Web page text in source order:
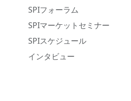
SPIフォーラム
SPIマーケットセミナー
SPIスケジュール
インタビュー